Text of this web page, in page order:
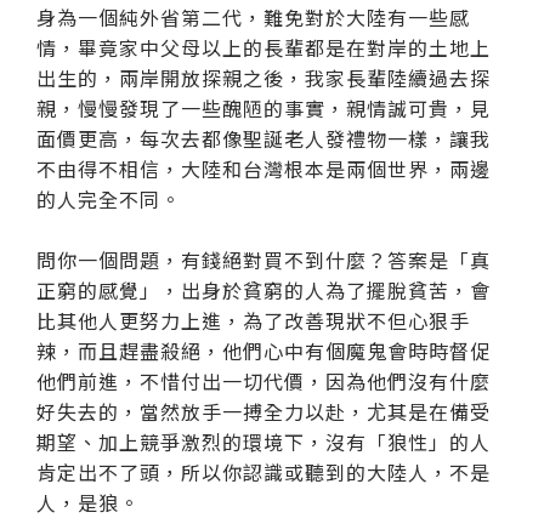
身為一個純外省第二代，難免對於大陸有一些感
情，畢竟家中父母以上的長輩都是在對岸的土地上
出生的，兩岸開放探親之後，我家長輩陸續過去探
親，慢慢發現了一些醜陋的事實，親情誠可貴，見
面價更高，每次去都像聖誕老人發禮物一樣，讓我
不由得不相信，大陸和台灣根本是兩個世界，兩邊
的人完全不同。
問你一個問題，有錢絕對買不到什麼？答案是「真
正窮的感覺」，出身於貧窮的人為了擺脫貧苦，會
比其他人更努力上進，為了改善現狀不但心狠手
辣，而且趕盡殺絕，他們心中有個魔鬼會時時督促
他們前進，不惜付出一切代價，因為他們沒有什麼
好失去的，當然放手一搏全力以赴，尤其是在備受
期望、加上競爭激烈的環境下，沒有「狼性」的人
肯定出不了頭，所以你認識或聽到的大陸人，不是
人，是狼。